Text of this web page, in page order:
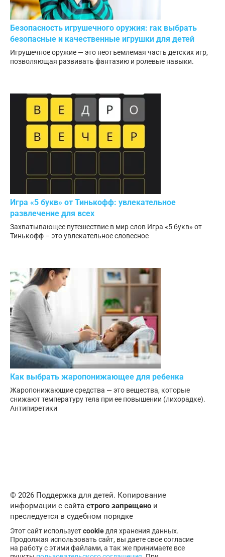
Безопасность игрушечного оружия: rак выбрать
безопасные и качественные игрушки для детей
Игрушечное оружие — это неотъемлемая часть детских игр,
позволяющая развивать фантазию и ролевые навыки.
Игра «5 букв» от Тинькофф: увлекательное
развлечение для всех
Захватывающее путешествие в мир слов Игра «5 букв» от
Тинькофф – это увлекательное словесное
Как выбрать жаропонижающее для ребенка
Жаропонижающие средства — это вещества, которые
снижают температуру тела при ее повышении (лихорадке).
Антипиретики
© 2026 Поддержка для детей. Копирование
информации с сайта строго запрещено и
преследуется в судебном порядке
Этот сайт используетcookieдля хранения данных.
Продолжая использовать сайт, вы даете свое согласие
на работу с этими файлами, а так же принимаете все